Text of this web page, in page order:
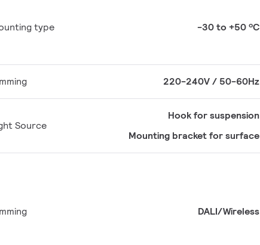
type -30 to +50 ºC
220-240V / 50-60Hz
Source
Hook for suspension
Mounting bracket for surface
DALI/Wireless